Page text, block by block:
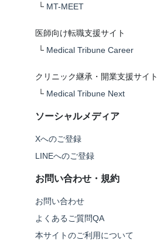
└ MT-MEET
医師向け転職支援サイト
└ Medical Tribune Career
クリニック継承・開業支援サイト
└ Medical Tribune Next
ソーシャルメディア
Xへのご登録
LINEへのご登録
お問い合わせ・規約
お問い合わせ
よくあるご質問QA
本サイトのご利用について